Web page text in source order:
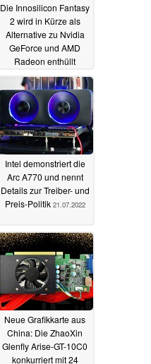
Die Innosilicon Fantasy
2 wird in Kürze als
Alternative zu Nvidia
GeForce und AMD
Radeon enthüllt
26.07.2022
Intel demonstriert die
Arc A770 und nennt
Details zur Treiber- und
Preis-Politik 21.07.2022
Neue Grafikkarte aus
China: Die ZhaoXin
Glenfly Arise-GT-10C0
konkurriert mit 24